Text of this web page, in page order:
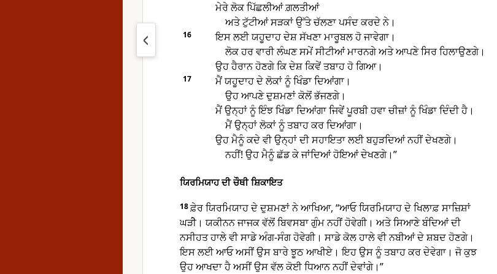
ਮੇਰੇ ਲੋਕ ਪਿੱਛਲੀਆਂ ਗ਼ਲਤੀਆਂ
ਅਤੇ ਟੁੱਟੀਆਂ ਸੜਕਾਂ ਉੱਤੇ ਚੱਲਣਾ ਪਸੰਦ ਕਰਦੇ ਨੇ।
16
ਇਸ ਲਈ ਯਹੂਦਾਹ ਦੇਸ਼ ਸੱਖਣਾ ਮਾਰੂਬਲ ਹੋ ਜਾਵੇਗਾ।
ਲੋਕ ਹਰ ਵਾਰੀ ਲੰਘਣ ਸਮੇਂ ਸੀਟੀਆਂ ਮਾਰਨਗੇ ਅਤੇ ਆਪਣੇ ਸਿਰ ਹਿਲਾਉਣਗੇ।
ਉਹ ਹੈਰਾਨ ਹੋਣਗੇ ਕਿ ਦੇਸ਼ ਕਿਵੇਂ ਤਬਾਹ ਹੋ ਗਿਆ।
17
ਮੈਂ ਯਹੂਦਾਹ ਦੇ ਲੋਕਾਂ ਨੂੰ ਖਿੰਡਾ ਦਿਆਂਗਾ।
ਉਹ ਆਪਣੇ ਦੁਸ਼ਮਣਾਂ ਕੋਲੋਂ ਭੱਜਣਗੇ।
ਮੈਂ ਉਨ੍ਹਾਂ ਨੂੰ ਇੰਝ ਖਿੰਡਾ ਦਿਆਂਗਾ ਜਿਵੇਂ ਪੂਰਬੀ ਹਵਾ ਚੀਜ਼ਾਂ ਨੂੰ ਖਿੰਡਾ ਦਿੰਦੀ ਹੈ।
ਮੈਂ ਉਨ੍ਹਾਂ ਲੋਕਾਂ ਨੂੰ ਤਬਾਹ ਕਰ ਦਿਆਂਗਾ।
ਉਹ ਮੈਨੂੰ ਕਦੇ ਵੀ ਉਨ੍ਹਾਂ ਦੀ ਸਹਾਇਤਾ ਲਈ ਬਹੁੜਦਿਆਂ ਨਹੀਂ ਦੇਖਣਗੇ।
ਨਹੀਂ! ਉਹ ਮੈਨੂੰ ਛੱਡ ਕੇ ਜਾਂਦਿਆਂ ਹੋਇਆਂ ਦੇਖਣਗੇ।”
ਯਿਰਮਿਯਾਹ ਦੀ ਚੌਥੀ ਸ਼ਿਕਾਇਤ
18ਫ਼ੇਰ ਯਿਰਮਿਯਾਹ ਦੇ ਦੁਸ਼ਮਣਾਂ ਨੇ ਆਖਿਆ, “ਆਓ ਯਿਰਮਿਯਾਹ ਦੇ ਖਿਲਾਫ਼ ਸਾਜ਼ਿਸ਼ਾਂ
ਘੜੀੇ। ਯਕੀਨਨ ਜਾਜਕ ਵੱਲੋਂ ਬਿਵਸਬਾ ਗੁੰਮ ਨਹੀਂ ਹੋਵੇਗੀ। ਅਤੇ ਸਿਆਣੇ ਬੰਦਿਆਂ ਦੀ
ਨਸੀਹਤ ਹਾਲੇ ਵੀ ਸਾਡੇ ਅੰਗ-ਸੰਗ ਹੋਵੇਗੀ। ਸਾਡੇ ਕੋਲ ਹਾਲੇ ਵੀ ਨਬੀਆਂ ਦੇ ਸ਼ਬਦ ਹੋਣਗੇ।
ਇਸ ਲਈ ਆਓ ਅਸੀਂ ਉਸ ਬਾਰੇ ਝੂਠ ਆਖੀਏ। ਇਹ ਉਸ ਨੂੰ ਤਬਾਹ ਕਰ ਦੇਵੇਗਾ। ਜੋ ਕੁਝ
ਉਹ ਆਖਦਾ ਹੈ ਅਸੀਂ ਉਸ ਵੱਲ ਕੋਈ ਧਿਆਨ ਨਹੀਂ ਦੇਵਾਂਗੇ।”